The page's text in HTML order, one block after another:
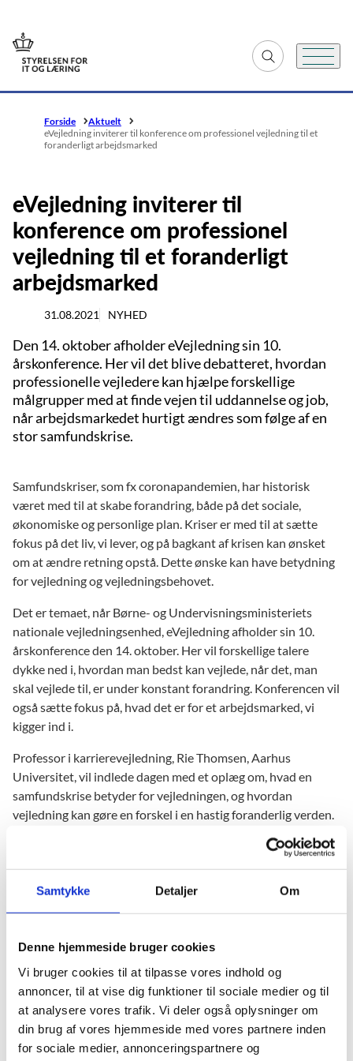
Samtykke Detaljer Om
Denne hjemmeside bruger cookies
Vi bruger cookies til at tilpasse vores indhold og
annoncer, til at vise dig funktioner til sociale medier og til
at analysere vores trafik. Vi deler også oplysninger om
din brug af vores hjemmeside med vores partnere inden
for sociale medier, annonceringspartnere og
Gå til forsiden Fold søgefelt ud
Menu
Forside
Aktuelt
eVejledning inviterer til konference om professionel vejledning til et
foranderligt arbejdsmarked
eVejledning inviterer til
konference om professionel
vejledning til et foranderligt
arbejdsmarked
31.08.2021 NYHED
Den 14. oktober afholder eVejledning sin 10.
årskonference. Her vil det blive debatteret, hvordan
professionelle vejledere kan hjælpe forskellige
målgrupper med at finde vejen til uddannelse og job,
når arbejdsmarkedet hurtigt ændres som følge af en
stor samfundskrise.
Samfundskriser, som fx coronapandemien, har historisk
været med til at skabe forandring, både på det sociale,
økonomiske og personlige plan. Kriser er med til at sætte
fokus på det liv, vi lever, og på bagkant af krisen kan ønsket
om at ændre retning opstå. Dette ønske kan have betydning
for vejledning og vejledningsbehovet.
Det er temaet, når Børne- og Undervisningsministeriets
nationale vejledningsenhed, eVejledning afholder sin 10.
årskonference den 14. oktober. Her vil forskellige talere
dykke ned i, hvordan man bedst kan vejlede, når det, man
skal vejlede til, er under konstant forandring. Konferencen vil
også sætte fokus på, hvad det er for et arbejdsmarked, vi
kigger ind i.
Professor i karrierevejledning, Rie Thomsen, Aarhus
Universitet, vil indlede dagen med et oplæg om, hvad en
samfundskrise betyder for vejledningen, og hvordan
vejledning kan gøre en forskel i en hastig foranderlig verden.
Herudover vil Hanne Shapiro, selvstændig rådgiver inden for
arbejdsmarkedsområdet, fortælle om virksomhedernes
kompetencebehov. Anna Ilsøe, Københavns Universitet, vil
organisering og indhold i fremtiden.
Dagen byder også på en række debatrum, hvor der vil være
mulighed for at høre et kort oplæg om vejledning til en
bestemt målgruppe, hvorefter der er mulighed for at stille
spørgsmål og debattere vejledning til målgruppen.